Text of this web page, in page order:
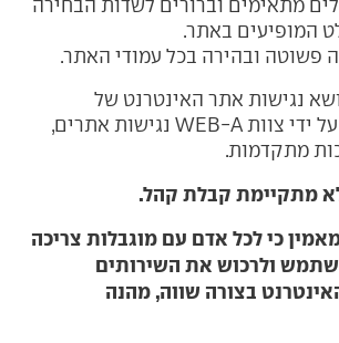
מתאימים וברורים לשדות הבחירה
המופיעים באתר.
פשוטה ובהירה בכל עמודי האתר.
נגישות אתר האינטרנט של
WEB-A נגישות אתרים,
מתקדמות.
מתקיימת קבלת קהל.
כי לכל אדם עם מוגבלות צריכה
ולרכוש את השירותים
בצורה שווה, מהנה